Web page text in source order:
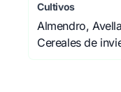
Cultivos
Almendro,
Cereales de